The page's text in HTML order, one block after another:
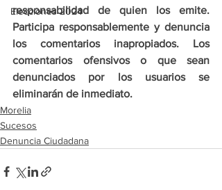
Elecciones 2024
responsabilidad de quien los emite.
Participa responsablemente y denuncia
los comentarios inapropiados. Los
comentarios ofensivos o que sean
denunciados por los usuarios se
eliminarán de inmediato.
Morelia
Sucesos
Denuncia Ciudadana